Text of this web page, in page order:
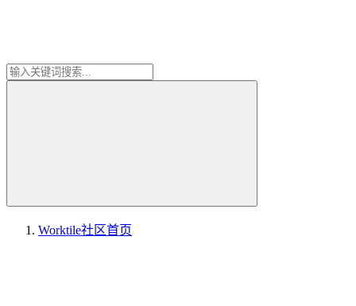
Worktile社区首页